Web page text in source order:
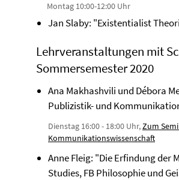
Montag 10:00-12:00 Uhr
Jan Slaby: "Existentialist
Lehrveranstaltungen mit
Sommersemester 2020
Ana Makhashvili und Débora
Publizistik- und
Dienstag 16:00 - 18:00 Uhr,Zum
Kommunikationswissenschaft
Anne Fleig: "Die Erfindung der
Studies, FB Philosophie und